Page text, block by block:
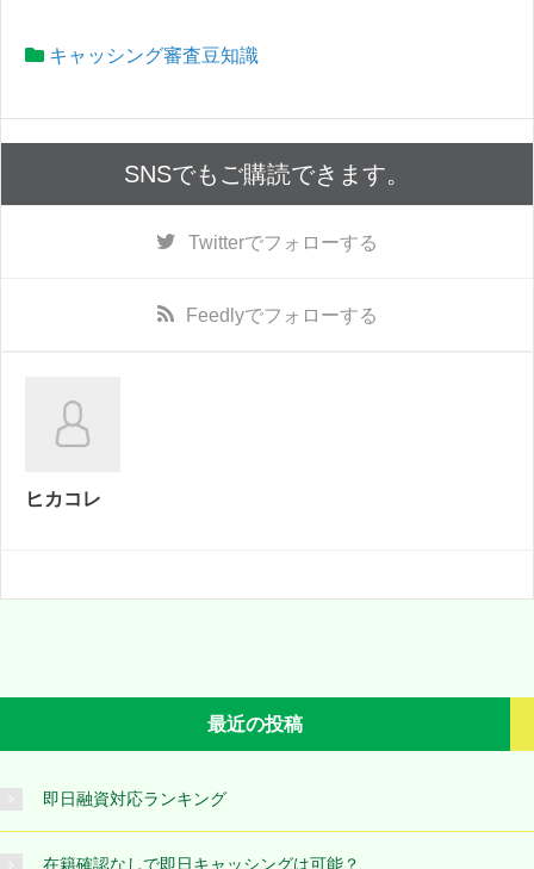
キャッシング審査豆知識
SNSでもご購読できます。
Twitterでフォローする
Feedlyでフォローする
ヒカコレ
最近の投稿
即日融資対応ランキング
在籍確認なしで即日キャッシングは可能？